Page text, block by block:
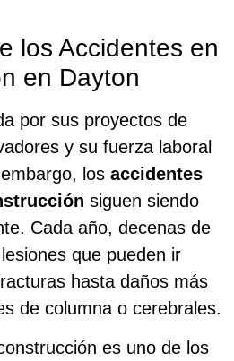
los Accidentes en
en Dayton
por sus proyectos de
y su fuerza laboral
los accidentes
siguen siendo
Cada año, decenas de
que pueden ir
hasta daños más
de columna o cerebrales.
es uno de los